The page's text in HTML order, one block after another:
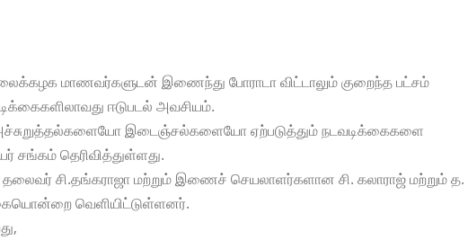
மாணவர்களுடன் இணைந்து போராடா விட்டாலும் குறைந்த பட்சம்
ஈடுபடல் அவசியம்.
இடைஞ்சல்களையோ ஏற்படுத்தும் நடவடிக்கைகளை
தெரிவித்துள்ளது.
சி.தங்கராஜா மற்றும் இணைச் செயலாளர்களான சி. கலாராஜ் மற்றும் த.
வெளியிட்டுள்ளனர்.